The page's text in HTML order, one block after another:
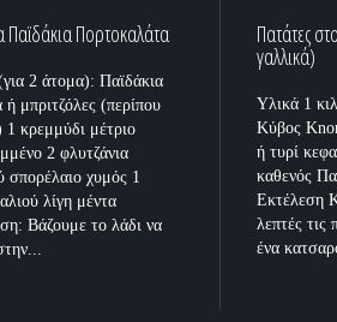
Παϊδάκια Πορτοκαλάτα
2 άτομα): Παϊδάκια
ή μπριτζόλες (περίπου
1 κρεμμύδι μέτριο
2 φλυτζάνια
σπορέλαιο χυμός 1
λίγη μέντα
Βάζουμε το λάδι να
Πατάτες
γαλλικά)
Υλικά 1
Κύβος
ή τυρί
καθενός
Εκτέλεση
λεπτές τις
ένα